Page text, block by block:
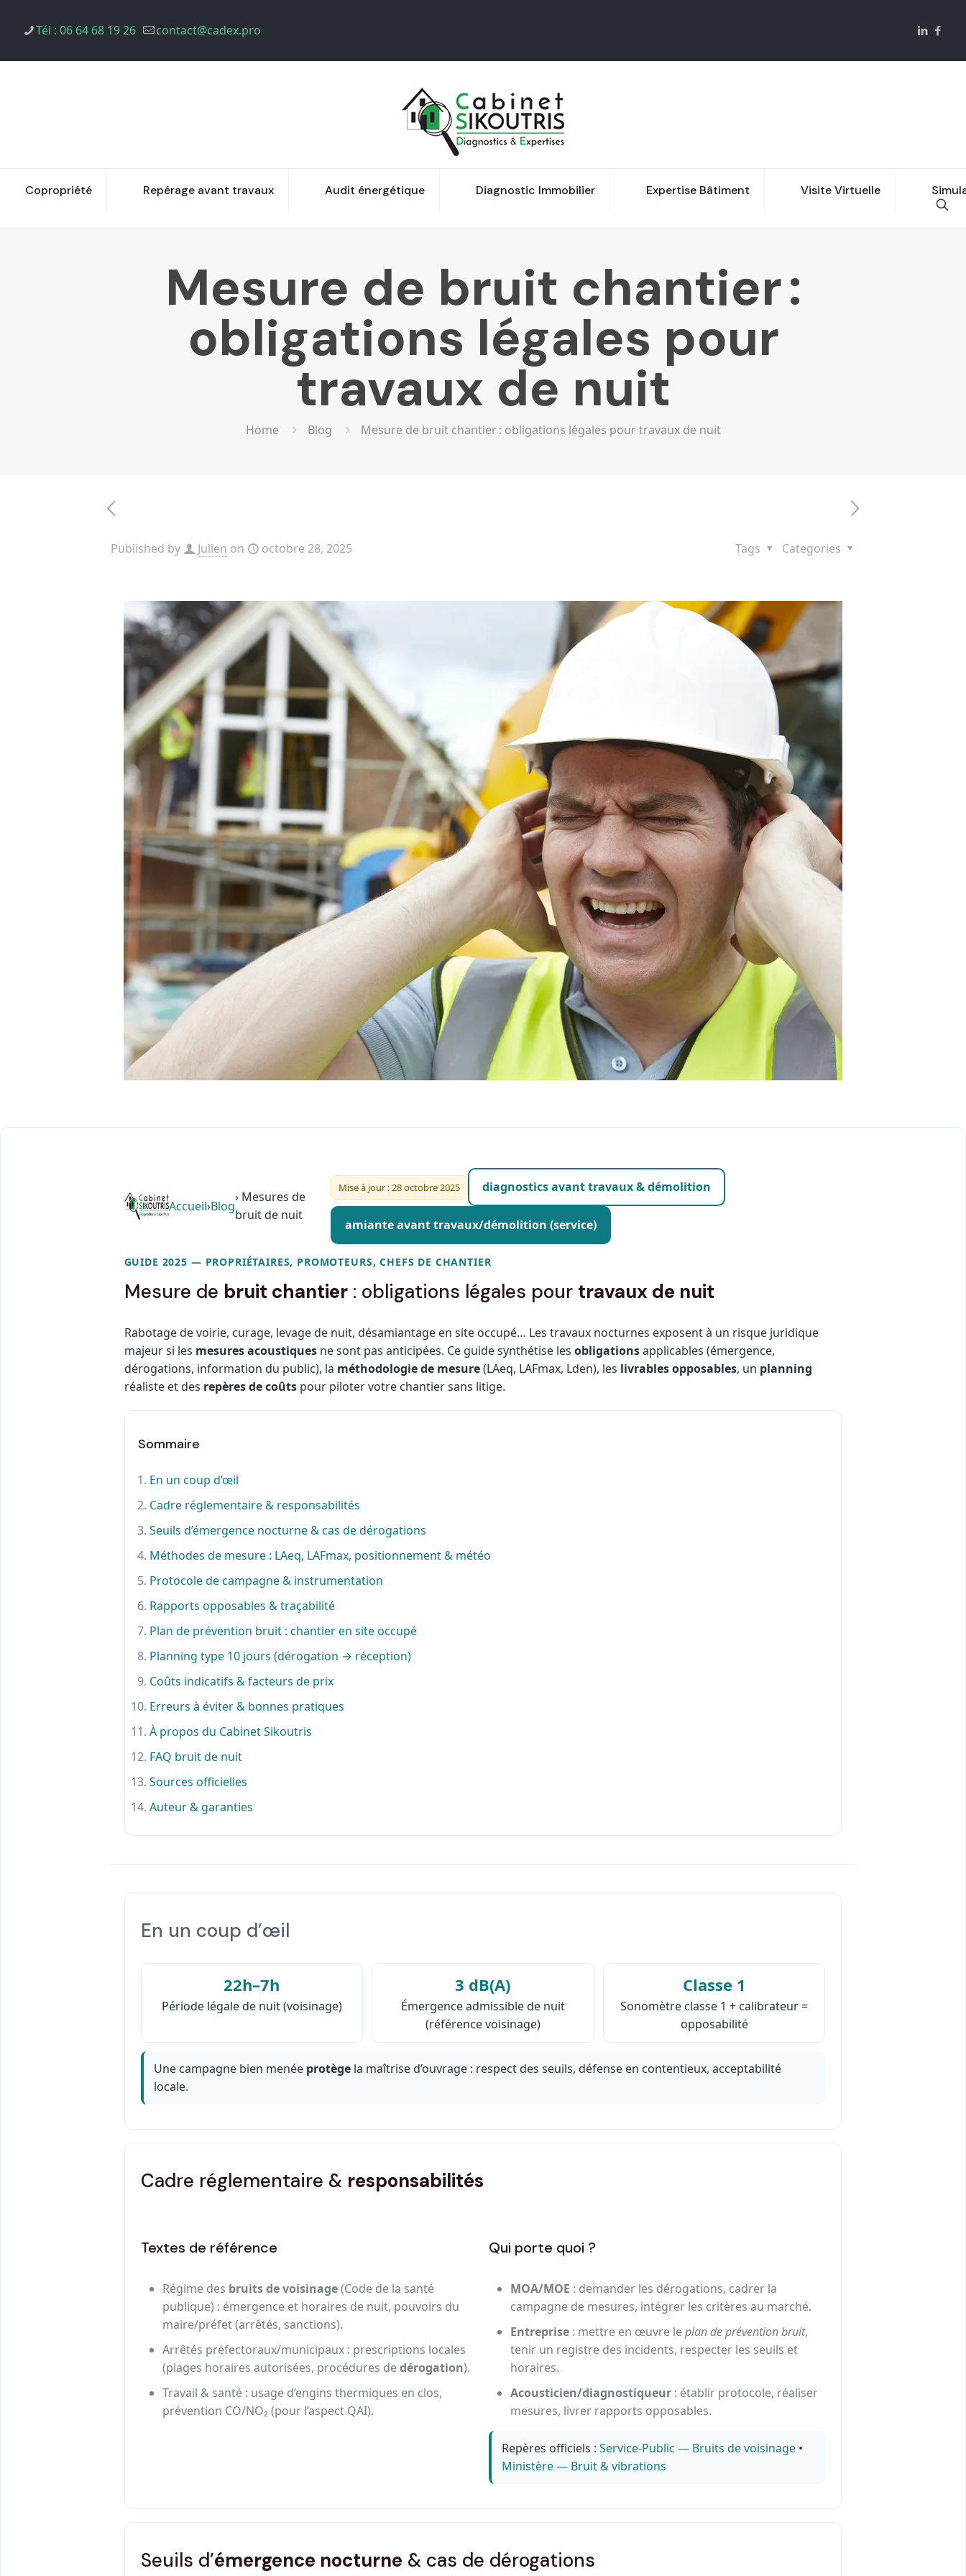
Tél : 06 64 68 19 26 contact@cadex.pro
Copropriété Repérage avant travaux Audit énergétique Diagnostic Immobilier Expertise Bâtiment Visite Virtuelle
Mesure de bruit chantier :
obligations légales pour
travaux de nuit
Home Blog Mesure de bruit chantier : obligations légales pour travaux de nuit
Published by Julien on octobre 28, 2025 Categories
Tags
Accueil›Blog
› Mesures de
bruit de nuit
Mise à jour : 28 octobre 2025 diagnostics avant travaux & démolition
amiante avant travaux/démolition (service)
GUIDE 2025 — PROPRIÉTAIRES, PROMOTEURS, CHEFS DE CHANTIER
Mesure de bruit chantier: obligations légales pour travaux de nuit
Rabotage de voirie, curage, levage de nuit, désamiantage en site occupé… Les travaux nocturnes exposent à un risque juridique
majeur si les mesures acoustiquesne sont pas anticipées. Ce guide synthétise les obligationsapplicables (émergence,
dérogations, information du public), la méthodologie de mesure(LAeq, LAFmax, Lden), les livrables opposables, un planning
réaliste et des repères de coûtspour piloter votre chantier sans litige.
Sommaire
En un coup d’œil
Cadre réglementaire & responsabilités
Seuils d’émergence nocturne & cas de dérogations
Méthodes de mesure : LAeq, LAFmax, positionnement & météo
Protocole de campagne & instrumentation
Rapports opposables & traçabilité
Plan de prévention bruit : chantier en site occupé
Planning type 10 jours (dérogation → réception)
Coûts indicatifs & facteurs de prix
Erreurs à éviter & bonnes pratiques
À propos du Cabinet Sikoutris
FAQ bruit de nuit
Sources officielles
Auteur & garanties
En un coup d’œil
22h–7h
Période légale de nuit (voisinage)
3 dB(A)
Émergence admissible de nuit
(référence voisinage)
Classe 1
Sonomètre classe 1 + calibrateur =
opposabilité
Une campagne bien menée protègela maîtrise d’ouvrage : respect des seuils, défense en contentieux, acceptabilité
locale.
Cadre réglementaire & responsabilités
Textes de référence
Régime des bruits de voisinage(Code de la santé
publique) : émergence et horaires de nuit, pouvoirs du
maire/préfet (arrêtés, sanctions).
Arrêtés préfectoraux/municipaux : prescriptions locales
(plages horaires autorisées, procédures dedérogation).
Travail & santé : usage d’engins thermiques en clos,
prévention CO/NO₂ (pour l’aspect QAI).
Qui porte quoi ?
MOA/MOE : demander les dérogations, cadrer la
campagne de mesures, intégrer les critères au marché.
Entreprise: mettre en œuvre leplan de prévention bruit,
tenir un registre des incidents, respecter les seuils et
horaires.
Acousticien/diagnostiqueur: établir protocole, réaliser
mesures, livrer rapports opposables.
Repères officiels : Service-Public — Bruits de voisinage•
Ministère — Bruit & vibrations
Seuils d’émergence nocturne & cas de dérogations